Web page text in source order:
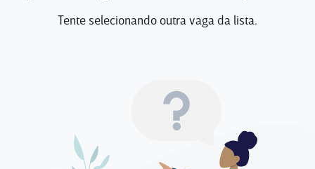
Tente selecionando outra vaga da lista.